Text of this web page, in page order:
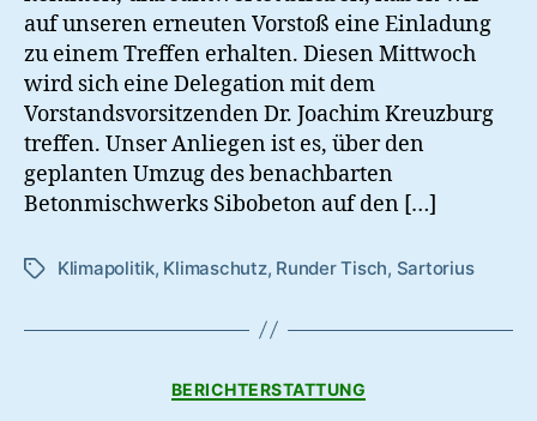
auf unseren erneuten Vorstoß eine Einladung
zu einem Treffen erhalten. Diesen Mittwoch
wird sich eine Delegation mit dem
Vorstandsvorsitzenden Dr. Joachim Kreuzburg
treffen. Unser Anliegen ist es, über den
geplanten Umzug des benachbarten
Betonmischwerks Sibobeton auf den […]
Schlagwörter
Klimapolitik, Klimaschutz, Runder Tisch, Sartorius
Kategorien
BERICHTERSTATTUNG